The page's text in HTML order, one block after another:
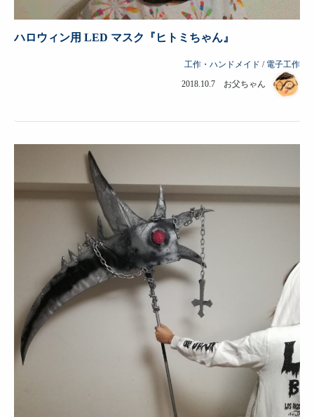
ハロウィン用 LED マスク『ヒトミちゃん』
工作・ハンドメイド / 電子工作
2018.10.7 お父ちゃん